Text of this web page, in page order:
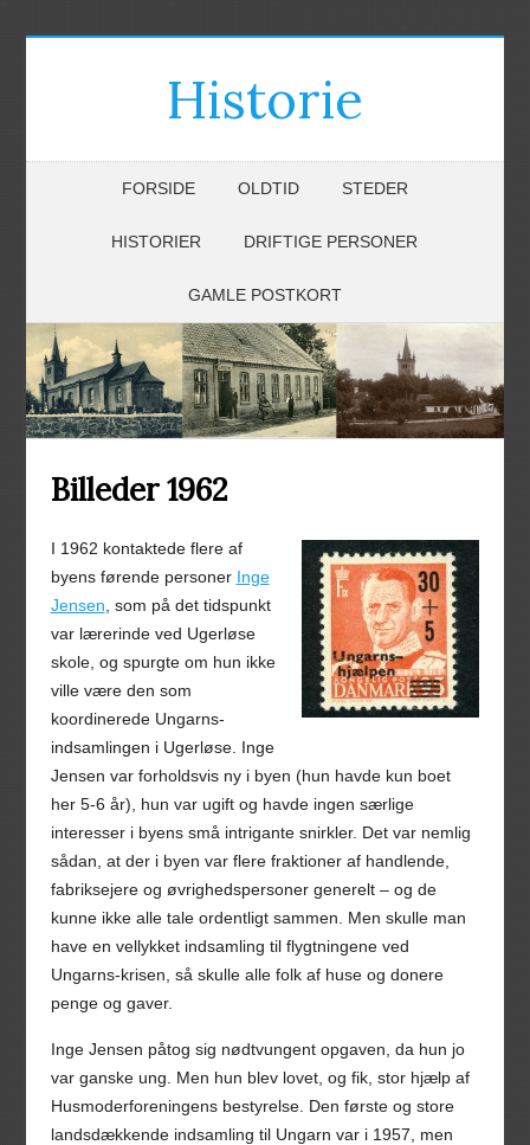
Historie
FORSIDE OLDTID STEDER
HISTORIER DRIFTIGE PERSONER
GAMLE POSTKORT
Billeder 1962
I 1962 kontaktede flere af
byens førende personer Inge
Jensen , som på det tidspunkt
var lærerinde ved Ugerløse
skole, og spurgte om hun ikke
ville være den som
koordinerede Ungarns-
indsamlingen i Ugerløse. Inge
Jensen var forholdsvis ny i byen (hun havde kun boet
her 5-6 år), hun var ugift og havde ingen særlige
interesser i byens små intrigante snirkler. Det var nemlig
sådan, at der i byen var flere fraktioner af handlende,
fabriksejere og øvrighedspersoner generelt – og de
kunne ikke alle tale ordentligt sammen. Men skulle man
have en vellykket indsamling til flygtningene ved
Ungarns-krisen, så skulle alle folk af huse og donere
penge og gaver.
Inge Jensen påtog sig nødtvungent opgaven, da hun jo
var ganske ung. Men hun blev lovet, og fik, stor hjælp af
Husmoderforeningens bestyrelse. Den første og store
landsdækkende indsamling til Ungarn var i 1957, men